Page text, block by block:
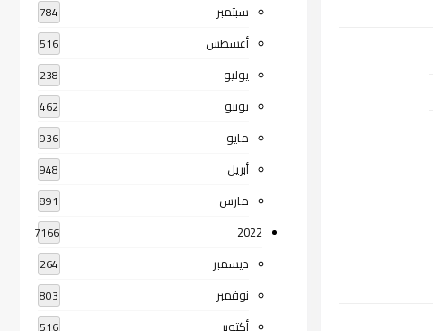
سبتمبر 784
أغسطس 516
يوليو 238
يونيو 462
مايو 936
أبريل 948
مارس 891
2022
7166
ديسمبر 264
نوفمبر 803
أكتوبر